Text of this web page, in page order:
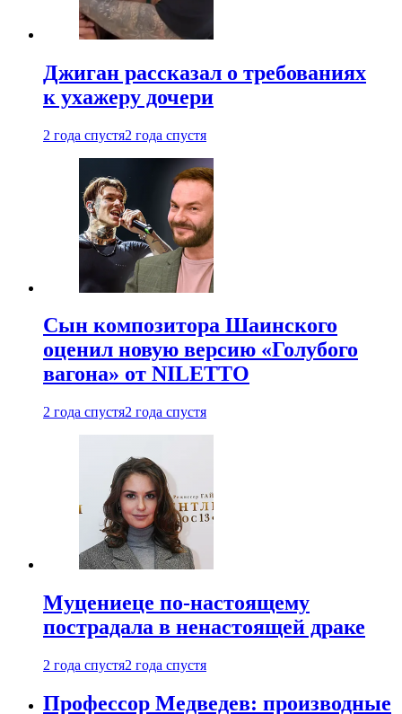
Джиган рассказал о требованиях
к ухажеру дочери
2 года спустя2 года спустя
Сын композитора Шаинского
оценил новую версию «Голубого
вагона» от NILETTO
2 года спустя2 года спустя
Муцениеце по-настоящему
пострадала в ненастоящей драке
2 года спустя2 года спустя
Профессор Медведев: производные